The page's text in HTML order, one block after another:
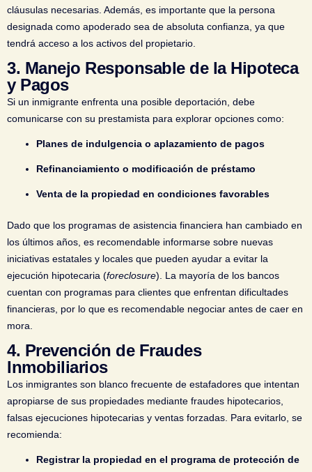
cláusulas necesarias. Además, es importante que la persona
designada como apoderado sea de absoluta confianza, ya que
tendrá acceso a los activos del propietario.
3. Manejo Responsable de la Hipoteca
y Pagos
Si un inmigrante enfrenta una posible deportación, debe
comunicarse con su prestamista para explorar opciones como:
Planes de indulgencia o aplazamiento de pagos
Refinanciamiento o modificación de préstamo
Venta de la propiedad en condiciones favorables
Dado que los programas de asistencia financiera han cambiado en
los últimos años, es recomendable informarse sobre nuevas
iniciativas estatales y locales que pueden ayudar a evitar la
ejecución hipotecaria (foreclosure). La mayoría de los bancos
cuentan con programas para clientes que enfrentan dificultades
financieras, por lo que es recomendable negociar antes de caer en
mora.
4. Prevención de Fraudes
Inmobiliarios
Los inmigrantes son blanco frecuente de estafadores que intentan
apropiarse de sus propiedades mediante fraudes hipotecarios,
falsas ejecuciones hipotecarias y ventas forzadas. Para evitarlo, se
recomienda:
Registrar la propiedad en el programa de protección de